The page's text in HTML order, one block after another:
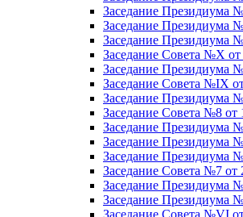
Заседание Президиума
Заседание Президиума
Заседание Президиума
Заседание Совета №X от
Заседание Президиума
Заседание Совета №IX
Заседание Президиума
Заседание Совета №8 от
Заседание Президиума
Заседание Президиума
Заседание Президиума
Заседание Совета №7 от
Заседание Президиума
Заседание Президиума
Заседание Совета №VI